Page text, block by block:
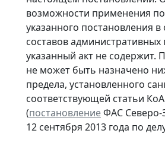
возможности применения
указанного постановления
составов
указанный акт не содержит.
не может быть назначено
предела, установленного
соответствующей статьи
(постановлениеФАС Северо-
12 сентября 2013 года по